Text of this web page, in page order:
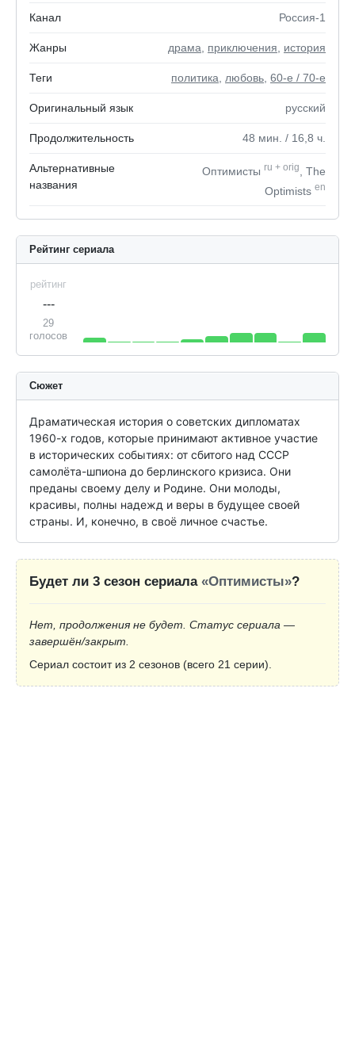
Канал Россия-1
Жанры драма приключения история
Теги политика любовь 60-е / 70-е
Оригинальный язык русский
Продолжительность 48 мин. / 16,8 ч.
Альтернативные
названия
Оптимисты ru + orig
, The
Optimists en
Рейтинг сериала
рейтинг
---
29
голосов
Сюжет
Драматическая история о советских дипломатах
1960-х годов, которые принимают активное участие
в исторических событиях: от сбитого над СССР
самолёта-шпиона до берлинского кризиса. Они
преданы своему делу и Родине. Они молоды,
красивы, полны надежд и веры в будущее своей
страны. И, конечно, в своё личное счастье.
Будет ли 3 сезон сериала «Оптимисты»?
Нет, продолжения не будет. Статус сериала —
завершён/закрыт.
Сериал состоит из 2 сезонов (всего 21 серии).